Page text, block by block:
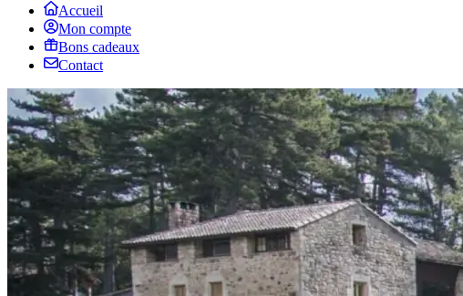
Accueil
Mon compte
Bons cadeaux
Contact